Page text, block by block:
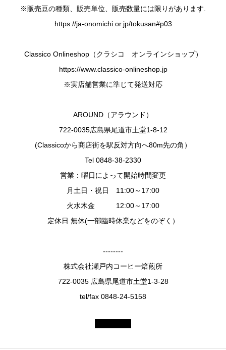
※販売豆の種類、販売単位、販売数量には限りがあります.
https://ja-onomichi.or.jp/tokusan#p03
Classico Onlineshop（クラシコ オンラインショップ）
https://www.classico-onlineshop.jp
※実店舗営業に準じて発送対応
AROUND（アラウンド）
722-0035広島県尾道市土堂1-8-12
(Classicoから商店街を駅反対方向へ80m先の角）
Tel 0848-38-2330
営業：曜日によって開始時間変更
月土日・祝日 11:00～17:00
火水木金 12:00～17:00
定休日 無休(一部臨時休業などをのぞく）
--------
株式会社瀬戸内コーヒー焙煎所
722-0035 広島県尾道市土堂1-3-28
tel/fax 0848-24-5158